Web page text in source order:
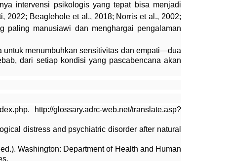
intervensi psikologis yang tepat bisa menjadi
2022; Beaglehole et al., 2018; Norris et al., 2002;
paling manusiawi dan menghargai pengalaman
untuk menumbuhkan sensitivitas dan empati—dua
dari setiap kondisi yang pascabencana akan
. http://glossary.adrc-web.net/translate.asp?
distress and psychiatric disorder after natural
Washington: Department of Health and Human